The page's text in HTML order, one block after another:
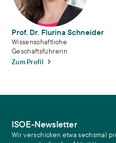
Prof. Dr. Flurina Schneider
Wissenschaftliche
Geschäftsführerin
Zum Profil
ISOE-Newsletter
Wir verschicken etwa sechsmal